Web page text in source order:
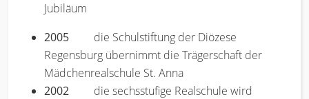
Jubiläum
2005 die Schulstiftung der Diözese
Regensburg übernimmt die Trägerschaft der
Mädchenrealschule St. Anna
2002 die sechsstufige Realschule wird